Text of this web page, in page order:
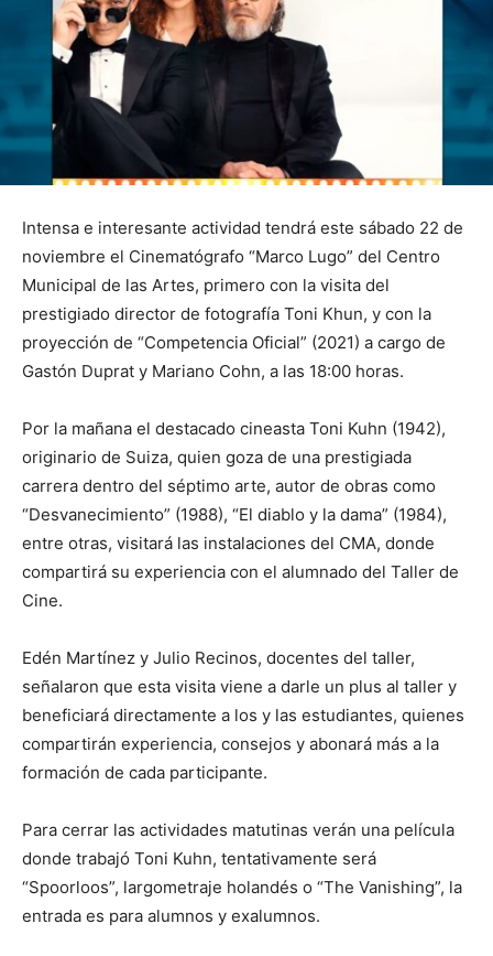
Intensa e interesante actividad tendrá este sábado 22 de
noviembre el Cinematógrafo “Marco Lugo” del Centro
Municipal de las Artes, primero con la visita del
prestigiado director de fotografía Toni Khun, y con la
proyección de “Competencia Oficial” (2021) a cargo de
Gastón Duprat y Mariano Cohn, a las 18:00 horas.
Por la mañana el destacado cineasta Toni Kuhn (1942),
originario de Suiza, quien goza de una prestigiada
carrera dentro del séptimo arte, autor de obras como
“Desvanecimiento” (1988), “El diablo y la dama” (1984),
entre otras, visitará las instalaciones del CMA, donde
compartirá su experiencia con el alumnado del Taller de
Cine.
Edén Martínez y Julio Recinos, docentes del taller,
señalaron que esta visita viene a darle un plus al taller y
beneficiará directamente a los y las estudiantes, quienes
compartirán experiencia, consejos y abonará más a la
formación de cada participante.
Para cerrar las actividades matutinas verán una película
donde trabajó Toni Kuhn, tentativamente será
“Spoorloos”, largometraje holandés o “The Vanishing”, la
entrada es para alumnos y exalumnos.